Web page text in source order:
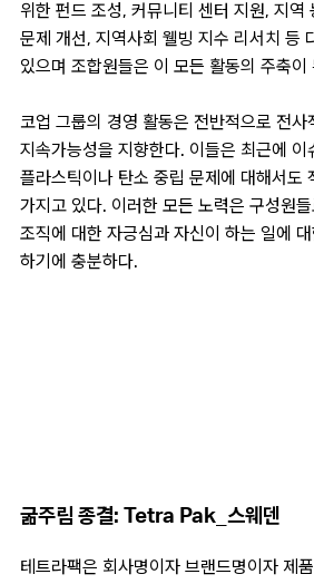
위한 펀드 조성, 커뮤니티 센터 지원, 지역
문제 개선, 지역사회 웰빙 지수 리서치 등
있으며 조합원들은 이 모든 활동의 주축이
코업 그룹의 경영 활동은 전반적으로 전사
지속가능성을 지향한다. 이들은 최근에 이
플라스틱이나 탄소 중립 문제에 대해서도
가지고 있다. 이러한 모든 노력은 구성원
조직에 대한 자긍심과 자신이 하는 일에 대
하기에 충분하다.
굶주림 종결: Tetra Pak_스웨덴
테트라팩은 회사명이자 브랜드명이자 제